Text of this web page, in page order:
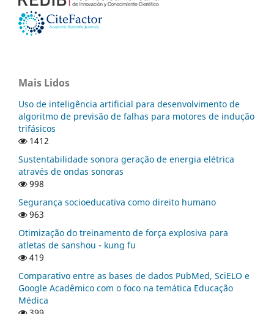
Mais Lidos
Uso de inteligência artificial para desenvolvimento de
algoritmo de previsão de falhas para motores de indução
trifásicos
1412
Sustentabilidade sonora geração de energia elétrica
através de ondas sonoras
998
Segurança socioeducativa como direito humano
963
Otimização do treinamento de força explosiva para
atletas de sanshou - kung fu
419
Comparativo entre as bases de dados PubMed, SciELO e
Google Acadêmico com o foco na temática Educação
Médica